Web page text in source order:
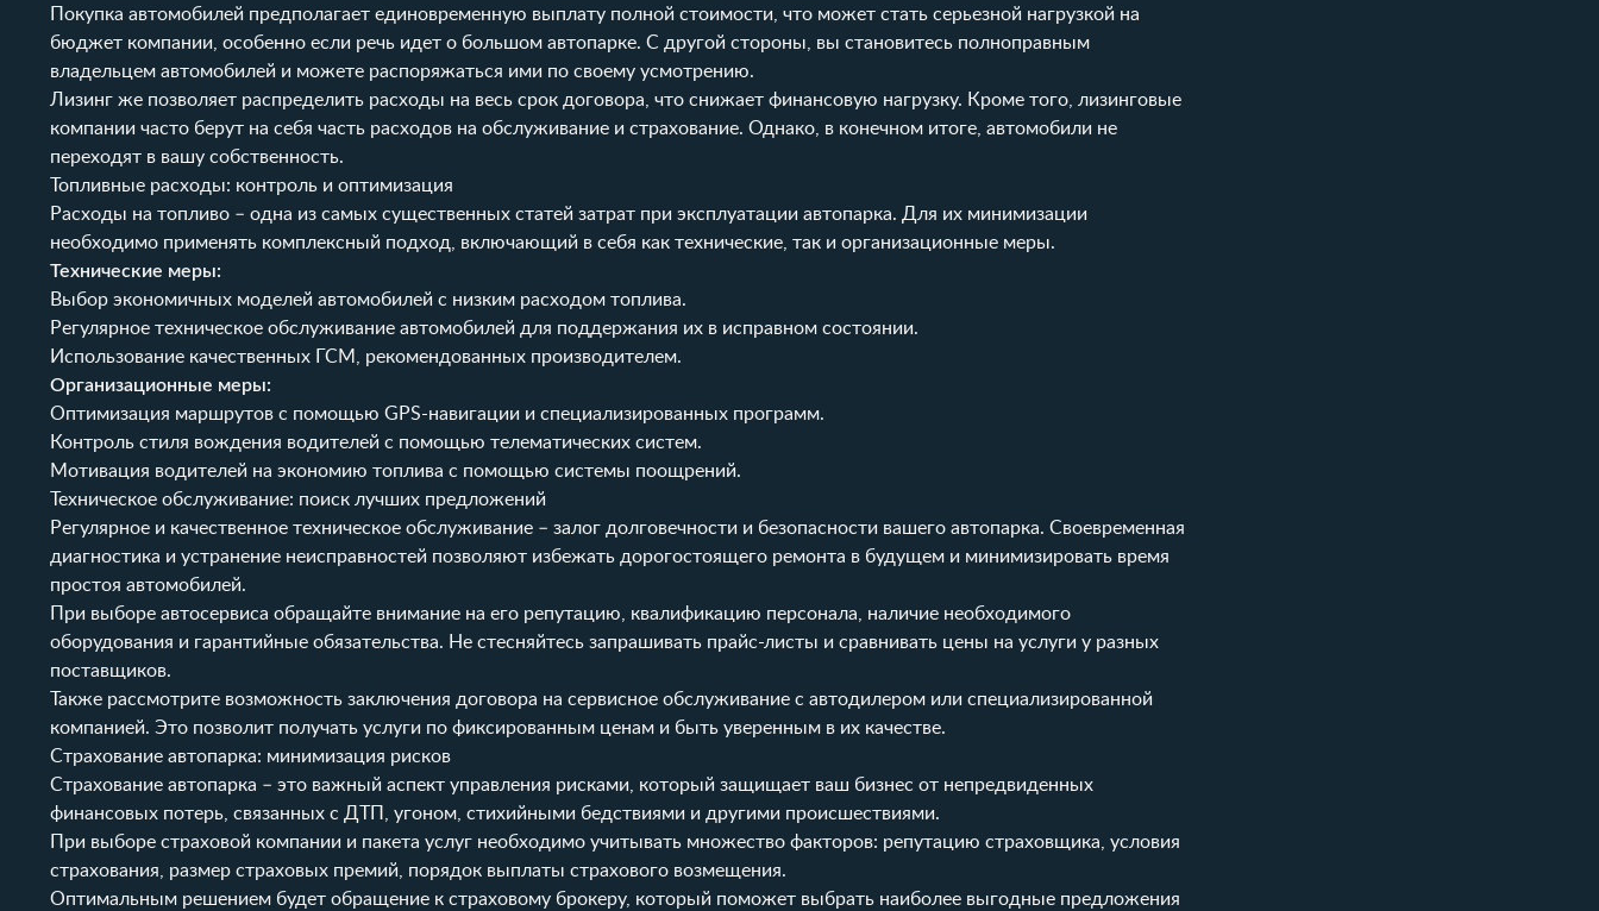
Покупка автомобилей предполагает единовременную выплату полной стоимости, что может стать серьезной нагрузкой на
бюджет компании, особенно если речь идет о большом автопарке. С другой стороны, вы становитесь полноправным
владельцем автомобилей и можете распоряжаться ими по своему усмотрению.
Лизинг же позволяет распределить расходы на весь срок договора, что снижает финансовую нагрузку. Кроме того, лизинговые
компании часто берут на себя часть расходов на обслуживание и страхование. Однако, в конечном итоге, автомобили не
переходят в вашу собственность.
Топливные расходы: контроль и оптимизация
Расходы на топливо – одна из самых существенных статей затрат при эксплуатации автопарка. Для их минимизации
необходимо применять комплексный подход, включающий в себя как технические, так и организационные меры.
Технические меры:
Выбор экономичных моделей автомобилей с низким расходом топлива.
Регулярное техническое обслуживание автомобилей для поддержания их в исправном состоянии.
Использование качественных ГСМ, рекомендованных производителем.
Организационные меры:
Оптимизация маршрутов с помощью GPS-навигации и специализированных программ.
Контроль стиля вождения водителей с помощью телематических систем.
Мотивация водителей на экономию топлива с помощью системы поощрений.
Техническое обслуживание: поиск лучших предложений
Регулярное и качественное техническое обслуживание – залог долговечности и безопасности вашего автопарка. Своевременная
диагностика и устранение неисправностей позволяют избежать дорогостоящего ремонта в будущем и минимизировать время
простоя автомобилей.
При выборе автосервиса обращайте внимание на его репутацию, квалификацию персонала, наличие необходимого
оборудования и гарантийные обязательства. Не стесняйтесь запрашивать прайс-листы и сравнивать цены на услуги у разных
поставщиков.
Также рассмотрите возможность заключения договора на сервисное обслуживание с автодилером или специализированной
компанией. Это позволит получать услуги по фиксированным ценам и быть уверенным в их качестве.
Страхование автопарка: минимизация рисков
Страхование автопарка – это важный аспект управления рисками, который защищает ваш бизнес от непредвиденных
финансовых потерь, связанных с ДТП, угоном, стихийными бедствиями и другими происшествиями.
При выборе страховой компании и пакета услуг необходимо учитывать множество факторов: репутацию страховщика, условия
страхования, размер страховых премий, порядок выплаты страхового возмещения.
Оптимальным решением будет обращение к страховому брокеру, который поможет выбрать наиболее выгодные предложения